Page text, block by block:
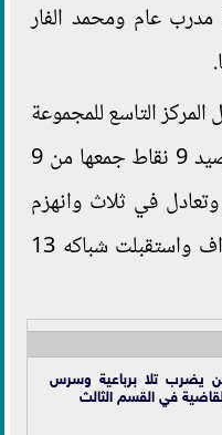
عام ومحمد الفار
التاسع للمجموعة
السابعة بدوري القسم الثالث برصيد 9 نقاط جمعها من 9
في ثلاث وانهزم
في أربع مباريات وسجل 8 أهداف واستقبلت شباكه 13
يضرب تلا برباعية وسرس
في القسم الثالث